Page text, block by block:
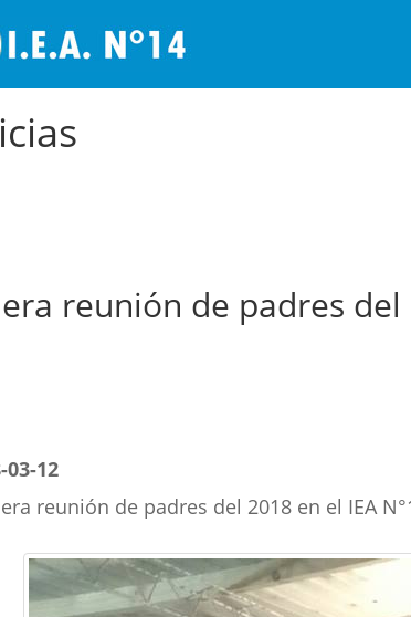
reunión de padres del
03-12
reunión de padres del 2018 en el IEA